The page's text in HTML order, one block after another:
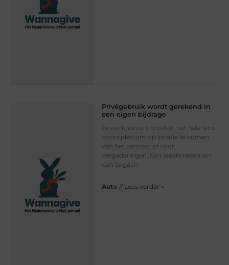
Privégebruik wordt gerekend in
een eigen bijdrage
Je werknemers moeten het hele land
doorrijden om op locatie te komen
van het kantoor of voor
vergaderingen. Een ideale reden om
dan te gaan
Auto // Lees verder »